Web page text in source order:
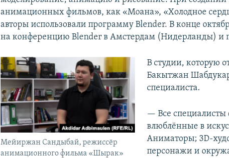
анимационных фильмов, как «Моана», «Холодное
авторы использовали программу Blender. В конце
на конференцию Blender в Амстердам (Нидерланды) и
Мейиржан Сандыбай, режиссёр
анимационного фильма «Шырак»
В студии, которую
Бакытжан
специалиста.
— Все
влюблённые в
Аниматоры; 3D-
персонажи и